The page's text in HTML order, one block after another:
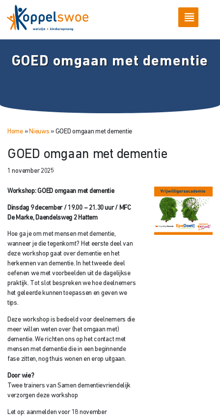
GOED omgaan met dementie
Home» Nieuws » GOED omgaan met dementie
GOED omgaan met dementie
1 november 2025
Workshop: GOED omgaan met dementie
Dinsdag 9 december / 19.00 – 21.30 uur / MFC
De Marke, Daendelsweg 2 Hattem
Hoe ga je om met mensen met dementie,
wanneer je die tegenkomt? Het eerste deel van
deze workshop gaat over dementie en het
herkennen van dementie. In het tweede deel
oefenen we met voorbeelden uit de dagelijkse
praktijk. Tot slot bespreken we hoe deelnemers
het geleerde kunnen toepassen en geven we
tips.
Deze workshop is bedoeld voor deelnemers die
meer willen weten over (het omgaan met)
dementie. We richten ons op het contact met
mensen met dementie die in een beginnende
fase zitten, nog thuis wonen en erop uitgaan.
Door wie?
Twee trainers van Samen dementievriendelijk
verzorgen deze workshop
Let op: aanmelden voor 18 november